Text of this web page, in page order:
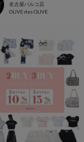
名古屋パルコ店
OLIVE des OLIVE